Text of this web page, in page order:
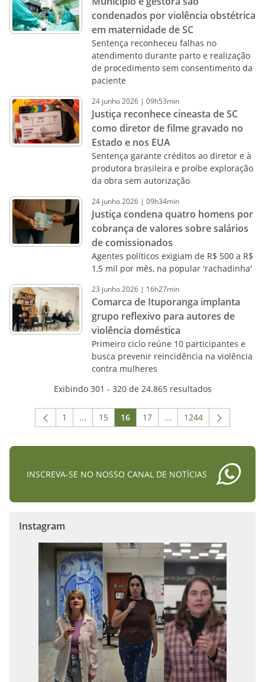
condenados por violência obstétrica
em maternidade de SC
Sentença reconheceu falhas no
atendimento durante parto e realização
de procedimento sem consentimento da
paciente
24 junho2026 | 09h53min
Justiça reconhece cineasta de SC
como diretor de filme gravado no
Estado e nos EUA
Sentença garante créditos ao diretor e à
produtora brasileira e proíbe exploração
da obra sem autorização
24 junho2026 | 09h34min
Justiça condena quatro homens por
cobrança de valores sobre salários
de comissionados
Agentes políticos exigiam de R$ 500 a R$
1,5 mil por mês, na popular 'rachadinha'
23 junho2026 | 16h27min
Comarca de Ituporanga implanta
grupo reflexivo para autores de
violência doméstica
Primeiro ciclo reúne 10 participantes e
busca prevenir reincidência na violência
contra mulheres
Exibindo 301 - 320 de 24.865 resultados
Página
1 ...Páginas intermediárias Usar ABA para
Página
15 Página
16 Página
17 ...Páginas intermediárias
Página
1244
INSCREVA-SE NO NOSSO CANAL DE NOTÍCIAS
Instagram